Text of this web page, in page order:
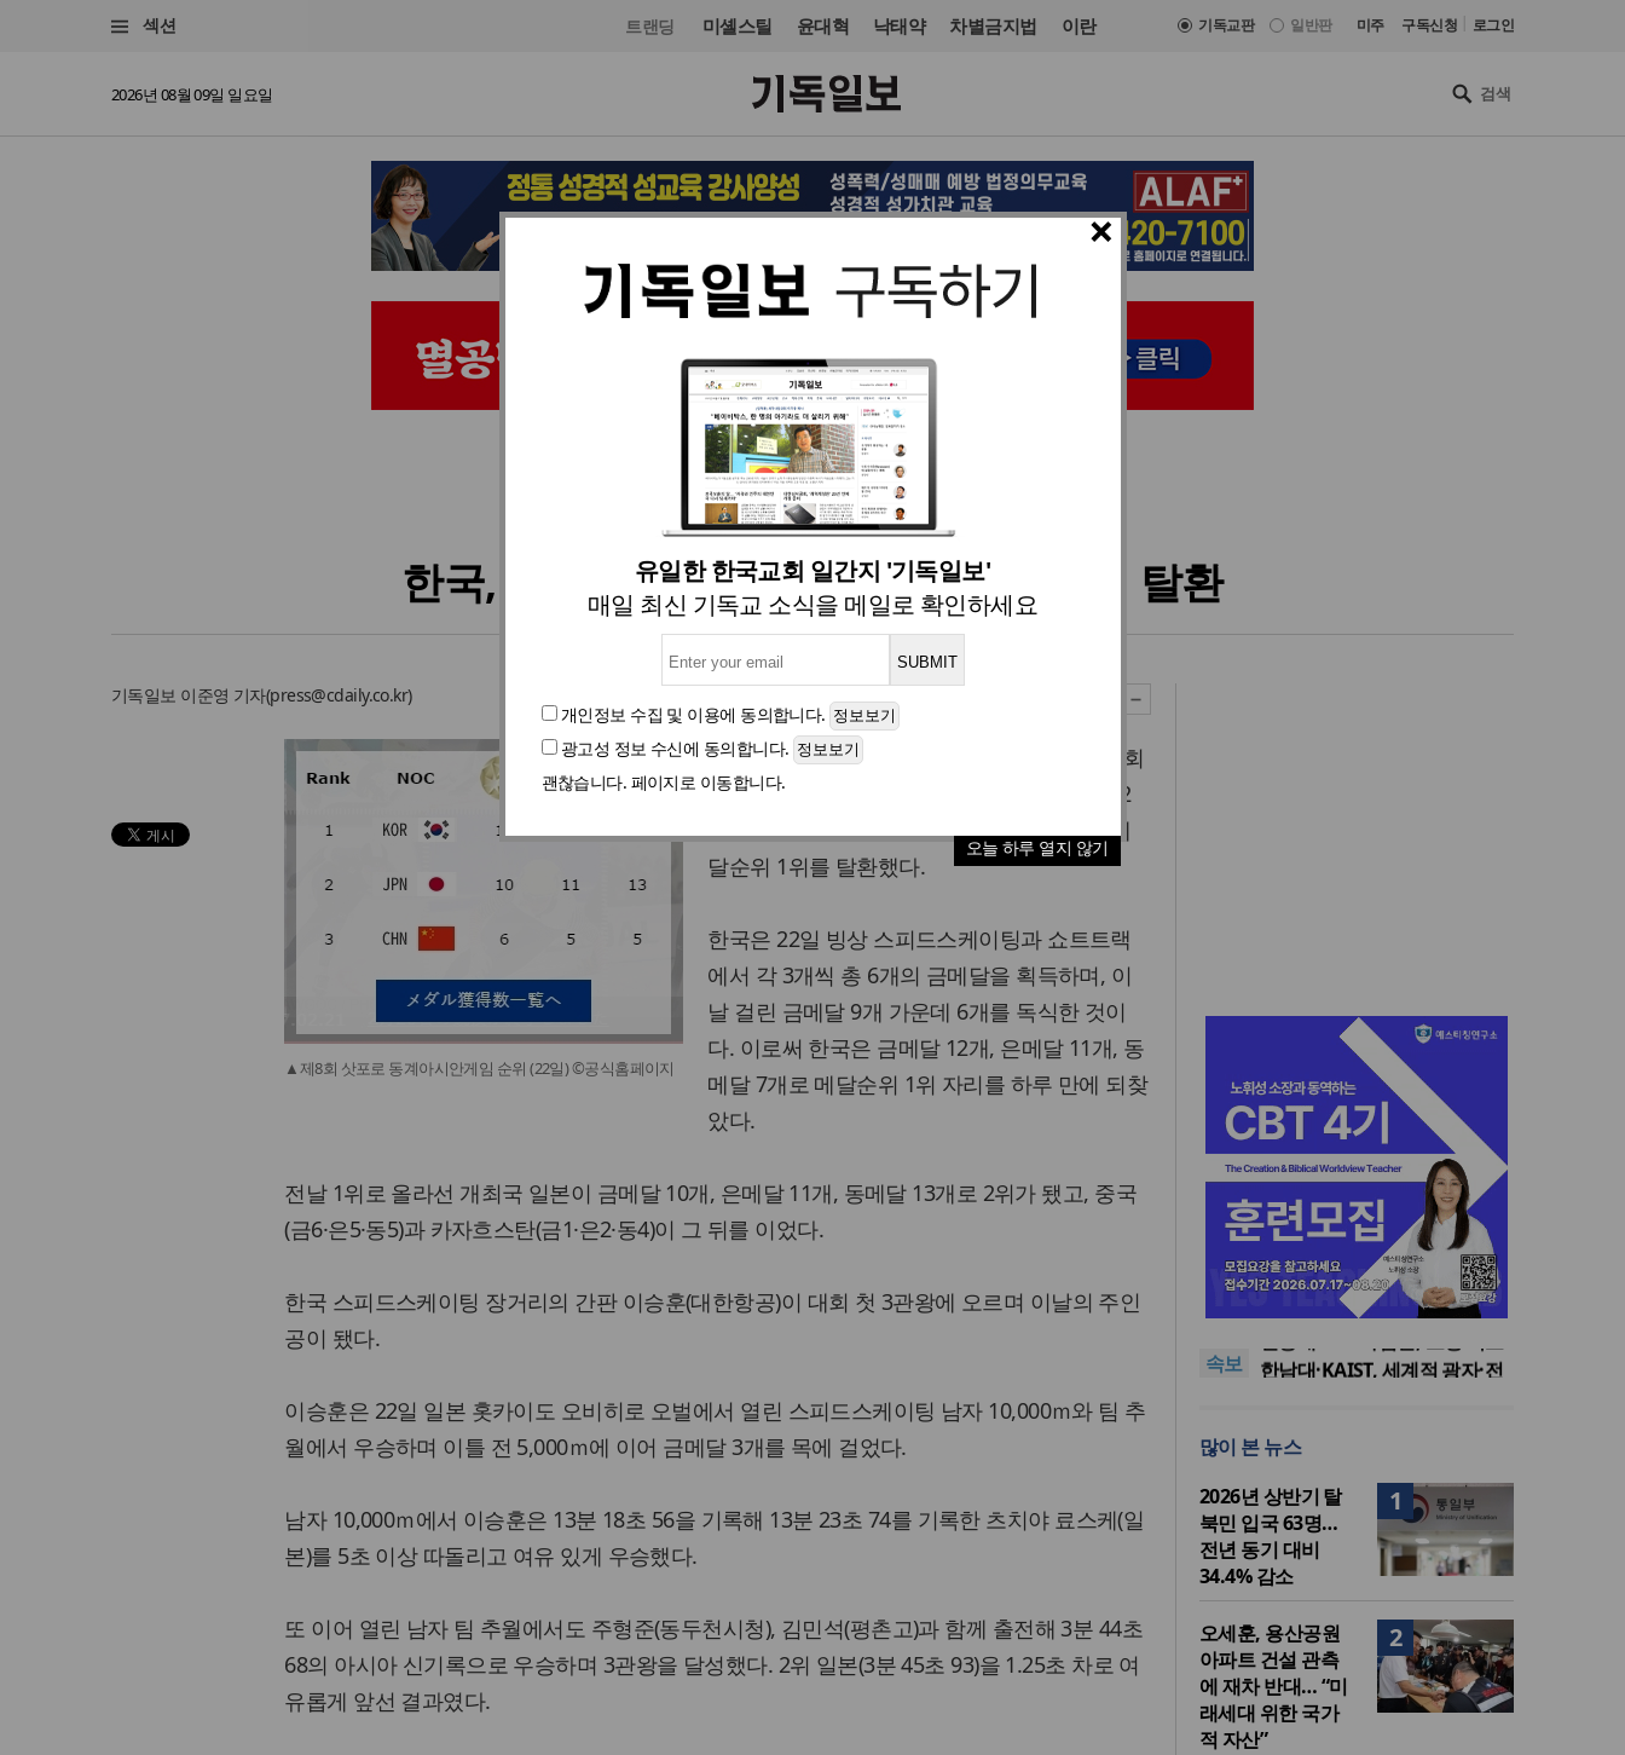
섹션 트랜딩 미셸스틸 윤대혁 낙태약 차별금지법 이란 기독교판 일반판 미주 구독신청 로그인
2026년 08월 09일 일요일
×
유일한 한국교회 일간지 '기독일보'
매일 최신 기독교 소식을 메일로 확인하세요
개인정보 수집 및 이용에 동의합니다.
광고성 정보 수신에 동의합니다.
괜찮습니다. 페이지로 이동합니다.
오늘 하루 열지 않기
스포츠 입력 2017. 02. 23 00:25
한국, 금메달 6개 무더기 수확…종합 1위 탈환
기독일보 이준영 기자(press@cdaily.co.kr)
▲제8회 삿포로 동계아시안게임 순위 (22일) ©공식홈페이지
[기독일보=스포츠] 일본에서 열리고 있는 제8회
삿포로 동계아시안게임에서 우리 선수단이 22
일 하루에만 금메달 6개를 수확하면 국가별 메
달순위 1위를 탈환했다.
한국은 22일 빙상 스피드스케이팅과 쇼트트랙
에서 각 3개씩 총 6개의 금메달을 획득하며, 이
날 걸린 금메달 9개 가운데 6개를 독식한 것이
다. 이로써 한국은 금메달 12개, 은메달 11개, 동
메달 7개로 메달순위 1위 자리를 하루 만에 되찾
았다.
전날 1위로 올라선 개최국 일본이 금메달 10개, 은메달 11개, 동메달 13개로 2위가 됐고, 중국
(금6·은5·동5)과 카자흐스탄(금1·은2·동4)이 그 뒤를 이었다.
한국 스피드스케이팅 장거리의 간판 이승훈(대한항공)이 대회 첫 3관왕에 오르며 이날의 주인
공이 됐다.
이승훈은 22일 일본 홋카이도 오비히로 오벌에서 열린 스피드스케이팅 남자 10,000ｍ와 팀 추
월에서 우승하며 이틀 전 5,000ｍ에 이어 금메달 3개를 목에 걸었다.
남자 10,000ｍ에서 이승훈은 13분 18초 56을 기록해 13분 23초 74를 기록한 츠치야 료스케(일
본)를 5초 이상 따돌리고 여유 있게 우승했다.
또 이어 열린 남자 팀 추월에서도 주형준(동두천시청), 김민석(평촌고)과 함께 출전해 3분 44초
68의 아시아 신기록으로 우승하며 3관왕을 달성했다. 2위 일본(3분 45초 93)을 1.25초 차로 여
유롭게 앞선 결과였다.
속보
느헤미야 연합기도회, ‘왕의 기
도’로 나라·한국교회·다음세대
세기총 “자유를 지키며 하나 된
시장 담은 로컬 매거진 ‘포항집’
한남대·KAIST, 세계적 광자·전
도’로 나라·한국교회·다음세대
세기총 “자유를 지키며 하나 된
희망의 미래를 향하여”
많이 본 뉴스
1
2026년 상반기 탈
북민 입국 63명…
전년 동기 대비
34.4% 감소
2
오세훈, 용산공원
아파트 건설 관측
에 재차 반대… “미
래세대 위한 국가
적 자산”